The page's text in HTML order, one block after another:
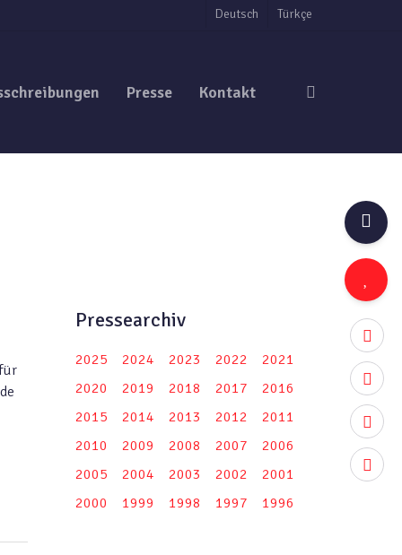
twitter
Deutsch Türkçe
Presse Kontakt
Pressearchiv
2025 2024 2023 2022
2021
2020
2019 2018 2017
2016
2015
2014 2013 2012
2011
2010
2009 2008 2007
2006
2005
2004 2003 2002
2001
2000
1999 1998 1997 1996